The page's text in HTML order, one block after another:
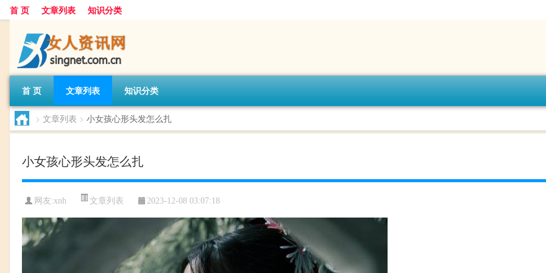
首 页 文章列表 知识分类
首 页 文章列表 知识分类
> 文章列表 > 小女孩心形头发怎么扎
小女孩心形头发怎么扎
网友:xnh 文章列表 2023-12-08 03:07:18